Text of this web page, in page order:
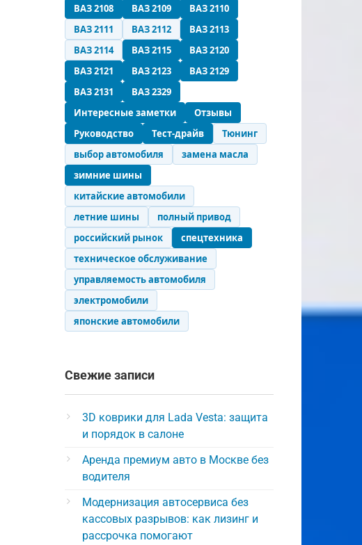
ВАЗ 2108
ВАЗ 2109
ВАЗ 2110
ВАЗ 2111
ВАЗ 2112
ВАЗ 2113
ВАЗ 2114
ВАЗ 2115
ВАЗ 2120
ВАЗ 2121
ВАЗ 2123
ВАЗ 2129
ВАЗ 2131
ВАЗ 2329
Интересные заметки
Отзывы
Руководство
Тест-драйв
Тюнинг
выбор автомобиля
замена масла
зимние шины
китайские автомобили
летние шины
полный привод
российский рынок
спецтехника
техническое обслуживание
управляемость автомобиля
электромобили
японские автомобили
Свежие записи
3D коврики для Lada Vesta: защита
и порядок в салоне
Аренда премиум авто в Москве без
водителя
Модернизация автосервиса без
кассовых разрывов: как лизинг и
рассрочка помогают